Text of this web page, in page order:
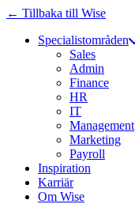
← Tillbaka till Wise
Specialistområden
Sales
Admin
Finance
HR
IT
Management
Marketing
Payroll
Inspiration
Karriär
Om Wise